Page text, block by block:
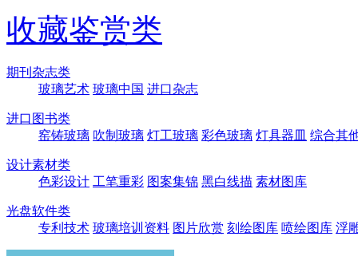
收藏鉴赏类
期刊杂志类
玻璃艺术 玻璃中国 进口杂志
进口图书类
窑铸玻璃 吹制玻璃 灯工玻璃 彩色玻璃 灯具器皿 综合其
设计素材类
色彩设计 工笔重彩 图案集锦 黑白线描 素材图库
光盘软件类
专利技术 玻璃培训资料 图片欣赏 刻绘图库 喷绘图库 浮